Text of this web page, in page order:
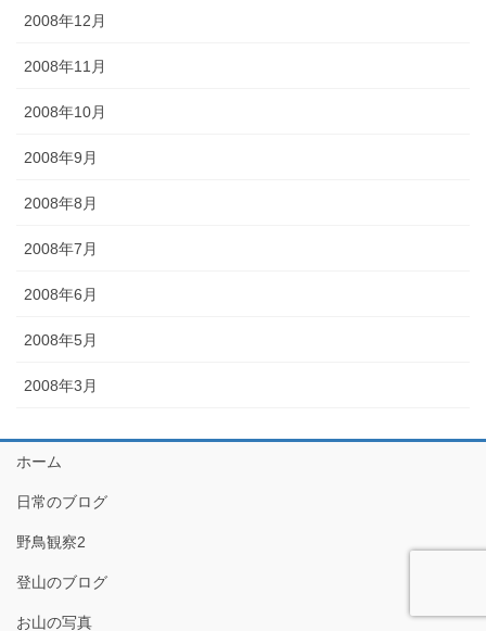
2008年12月
2008年11月
2008年10月
2008年9月
2008年8月
2008年7月
2008年6月
2008年5月
2008年3月
ホーム
日常のブログ
野鳥観察2
登山のブログ
お山の写真